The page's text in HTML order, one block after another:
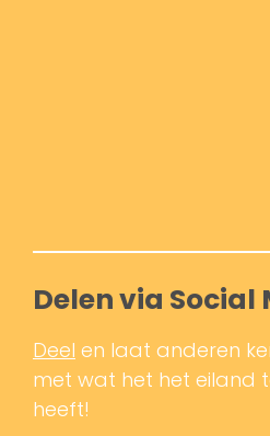
Delen via Social
Deel en laat anderen
met wat het het eiland
heeft!